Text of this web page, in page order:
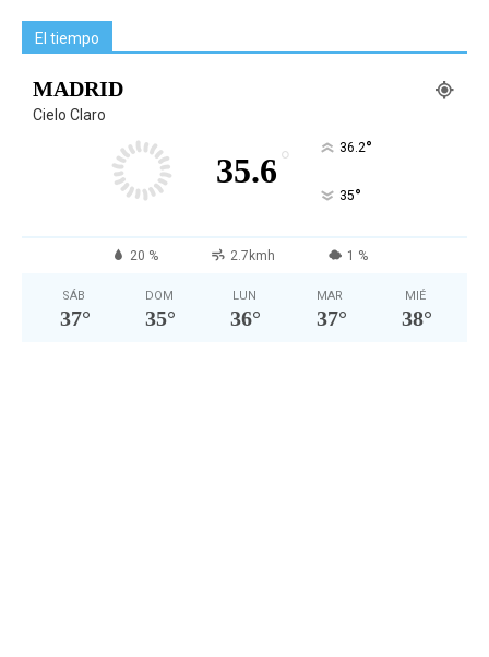
El tiempo
MADRID
Cielo Claro
35.6 ° 36.2°
35°
20 % 2.7kmh 1 %
SÁB
37°
DOM
35°
LUN
36°
MAR
37°
MIÉ
38°